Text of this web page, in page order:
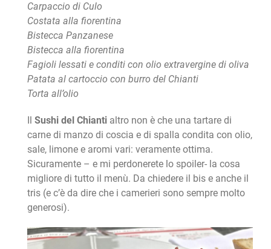
Carpaccio di Culo
Costata alla fiorentina
Bistecca Panzanese
Bistecca alla fiorentina
Fagioli lessati e conditi con olio extravergine di oliva
Patata al cartoccio con burro del Chianti
Torta all’olio
Sushi del Chiantialtro non è che una tartare di
carne di manzo di coscia e di spalla condita con olio,
sale, limone e aromi vari: veramente ottima.
Sicuramente – e mi perdonerete lo spoiler- la cosa
migliore di tutto il menù. Da chiedere il bis e anche il
tris (e c’è da dire che i camerieri sono sempre molto
generosi).